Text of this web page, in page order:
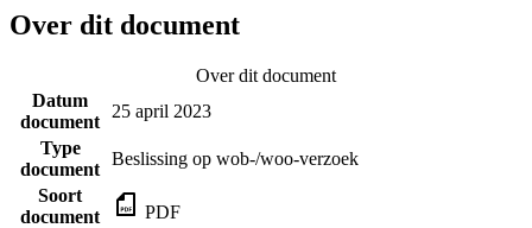
Over dit document
Over dit document
Datum
document
25 april 2023
Type
document
Beslissing op wob-/woo-verzoek
Soort
document
PDF